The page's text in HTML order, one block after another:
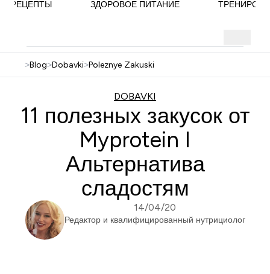
РЕЦЕПТЫ ЗДОРОВОЕ ПИТАНИЕ
>Blog>Dobavki>Poleznye Zakuski
DOBAVKI
11 полезных закусок от
Myprotein I
Альтернатива
сладостям
14/04/20
Редактор и квалифицированный нутрициолог